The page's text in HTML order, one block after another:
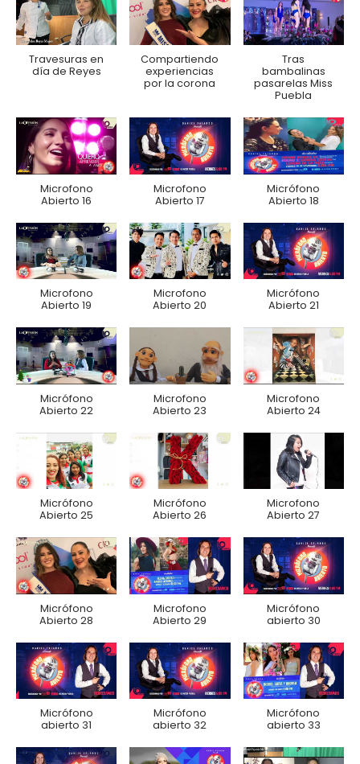
Travesuras en
día de Reyes
Compartiendo
experiencias
por la corona
Tras
bambalinas
pasarelas Miss
Puebla
Microfono
Abierto 16
Microfono
Abierto 17
Micrófono
Abierto 18
Microfono
Abierto 19
Microfono
Abierto 20
Micrófono
Abierto 21
Micrófono
Abierto 22
Microfono
Abierto 23
Microfono
Abierto 24
Micrófono
Abierto 25
Micrófono
Abierto 26
Microfono
Abierto 27
Micrófono
Abierto 28
Microfono
Abierto 29
Micrófono
abierto 30
Micrófono
abierto 31
Micrófono
abierto 32
Micrófono
abierto 33